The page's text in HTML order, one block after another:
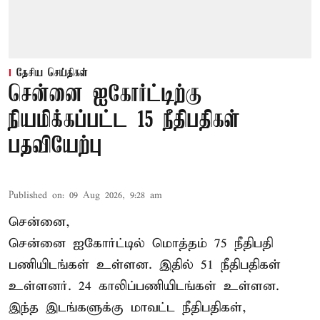
தேசிய செய்திகள்
சென்னை ஐகோர்ட்டிற்கு
நியமிக்கப்பட்ட 15 நீதிபதிகள்
பதவியேற்பு
Published on: 09 Aug 2026, 9:28 am
சென்னை,
சென்னை ஐகோர்ட்டில் மொத்தம் 75 நீதிபதி
பணியிடங்கள் உள்ளன. இதில் 51 நீதிபதிகள்
உள்ளனர். 24 காலிப்பணியிடங்கள் உள்ளன.
இந்த இடங்களுக்கு மாவட்ட நீதிபதிகள்,